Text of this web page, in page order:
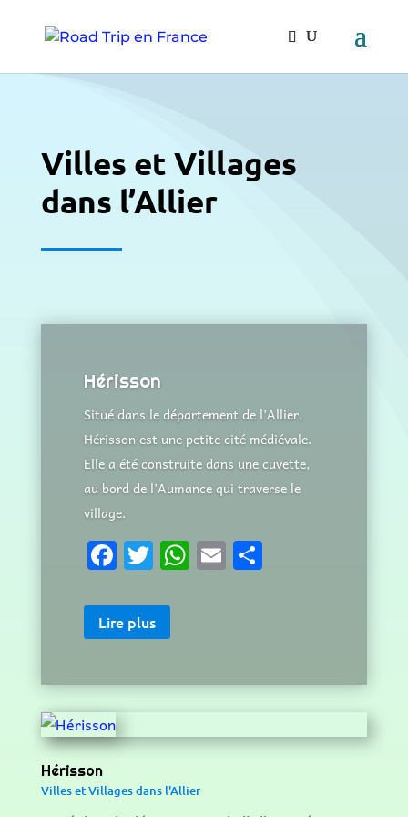
Villes et Villages
dans l’Allier
Hérisson
Situé dans le département de l’Allier,
Hérisson est une petite cité médiévale.
Elle a été construite dans une cuvette,
au bord de l’Aumance qui traverse le
village.
F
a
c
e
b
o
o
k
T
w
it
te
r
W
h
A
p
p
E
m
P
ar
er
Lire plus
Hérisson
Villes et Villages dans l'Allier